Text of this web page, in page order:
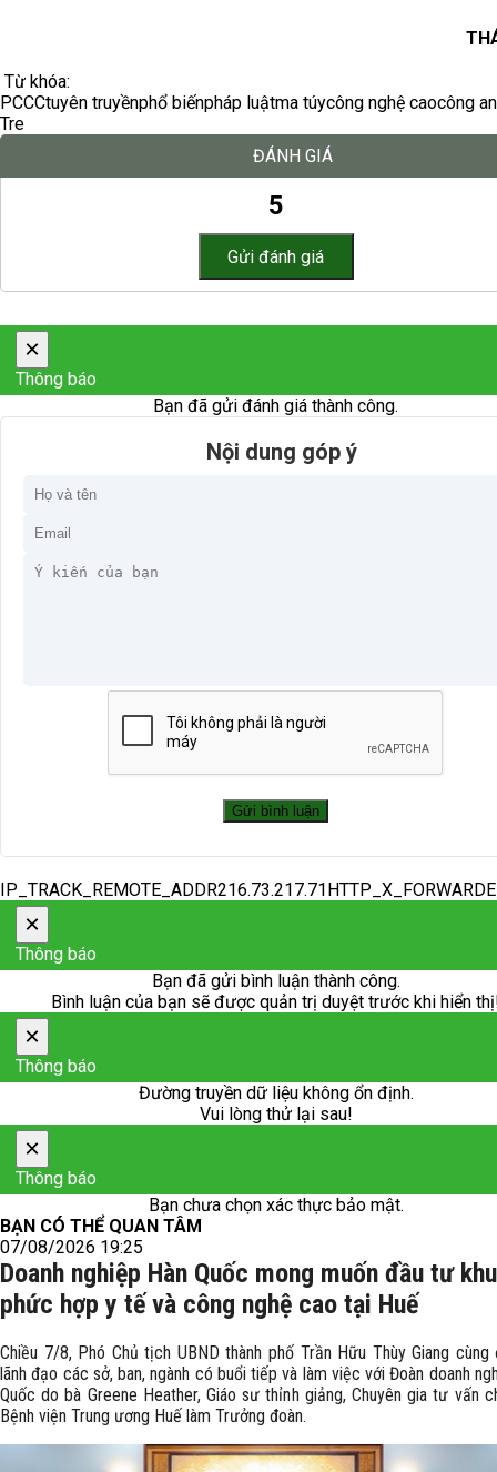
Từ khóa:
PCCCtuyên truyềnphổ biếnpháp luậtma túycông nghệ caocông an
Tre
ĐÁNH GIÁ
5
×
Thông báo
Bạn đã gửi đánh giá thành công.
Nội dung góp ý
×
Thông báo
Bạn đã gửi bình luận thành công.
Bình luận của bạn sẽ được quản trị duyệt trước khi hiển
×
Thông báo
Đường truyền dữ liệu không ổn định.
Vui lòng thử lại sau!
×
Thông báo
Bạn chưa chọn xác thực bảo mật.
BẠN CÓ THỂ QUAN TÂM
07/08/2026 19:25
Doanh nghiệp Hàn Quốc mong muốn đầu tư khu
phức hợp y tế và công nghệ cao tại Huế
Chiều 7/8, Phó Chủ tịch UBND thành phố Trần Hữu Thùy Giang cùng
lãnh đạo các sở, ban, ngành có buổi tiếp và làm việc với Đoàn doanh
Quốc do bà Greene Heather, Giáo sư thỉnh giảng, Chuyên gia tư vấn
Bệnh viện Trung ương Huế làm Trưởng đoàn.